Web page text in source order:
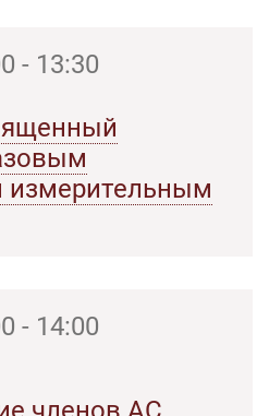
- 13:30
измерительным
- 14:00